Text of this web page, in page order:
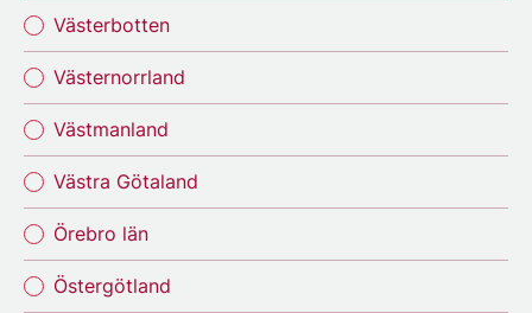
Västerbotten
Västernorrland
Västmanland
Västra Götaland
Örebro län
Östergötland